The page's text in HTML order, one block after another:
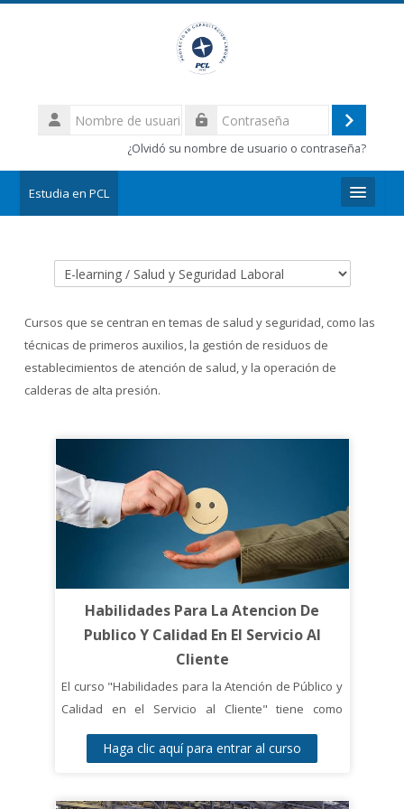
Nombre
de
Acceder
¿Olvidó su nombre de usuario o contraseña?
Estudia en PCL
Categorías
Cursos que se centran en temas de salud y seguridad, como las
técnicas de primeros auxilios, la gestión de residuos de
establecimientos de atención de salud, y la operación de
calderas de alta presión.
Habilidades Para La Atencion De
Publico Y Calidad En El Servicio Al
Cliente
El curso "Habilidades para la Atención de Público y
Calidad en el Servicio al Cliente" tiene como
objetivo proporcionar a los participantes las
herramientas y habilidades necesarias para
necesidades del cliente de manera efectiva. Los
Haga clic aquí para entrar al curso